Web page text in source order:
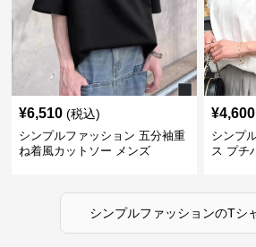
¥6,510 (税込)
シンプルファッション 五分袖重
ね着風カットソー メンズ
¥4,600
シンプ
ス プチ
シンプルファッションのTシ